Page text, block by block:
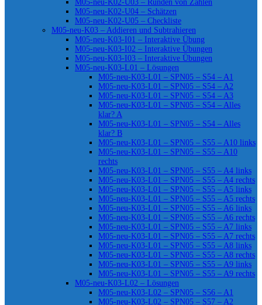
M05-neu-K02-U03 – Runden von Zahlen
M05-neu-K02-U04 – Schätzen
M05-neu-K02-U05 – Checkliste
M05-neu-K03 – Addieren und Subtrahieren
M05-neu-K03-I01 – Interaktive Übung
M05-neu-K03-I02 – Interaktive Übungen
M05-neu-K03-I03 – Interaktive Übungen
M05-neu-K03-L01 – Lösungen
M05-neu-K03-L01 – SPN05 – S54 – A1
M05-neu-K03-L01 – SPN05 – S54 – A2
M05-neu-K03-L01 – SPN05 – S54 – A3
M05-neu-K03-L01 – SPN05 – S54 – Alles
klar? A
M05-neu-K03-L01 – SPN05 – S54 – Alles
klar? B
M05-neu-K03-L01 – SPN05 – S55 – A10 links
M05-neu-K03-L01 – SPN05 – S55 – A10
rechts
M05-neu-K03-L01 – SPN05 – S55 – A4 links
M05-neu-K03-L01 – SPN05 – S55 – A4 rechts
M05-neu-K03-L01 – SPN05 – S55 – A5 links
M05-neu-K03-L01 – SPN05 – S55 – A5 rechts
M05-neu-K03-L01 – SPN05 – S55 – A6 links
M05-neu-K03-L01 – SPN05 – S55 – A6 rechts
M05-neu-K03-L01 – SPN05 – S55 – A7 links
M05-neu-K03-L01 – SPN05 – S55 – A7 rechts
M05-neu-K03-L01 – SPN05 – S55 – A8 links
M05-neu-K03-L01 – SPN05 – S55 – A8 rechts
M05-neu-K03-L01 – SPN05 – S55 – A9 links
M05-neu-K03-L01 – SPN05 – S55 – A9 rechts
M05-neu-K03-L02 – Lösungen
M05-neu-K03-L02 – SPN05 – S56 – A1
M05-neu-K03-L02 – SPN05 – S57 – A2